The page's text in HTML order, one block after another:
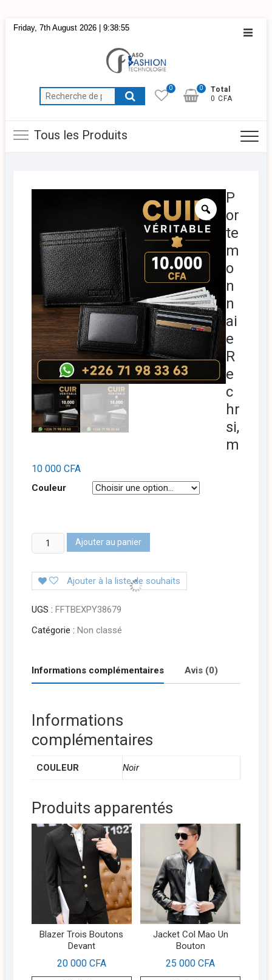
SkipFriday, 7th August 2026| 9:38:56
Recherche
pour :
0
Total
0 CFA
0
Tous les Produits
P
or
te
m
o
n
n
ai
e
R
e
c
hr
si,
m
10 000 CFA
Couleur
quantité
de
monnaie
Ajouter au panier
Ajouter à la liste de souhaits
UGS : FFTBEXPY38679
Catégorie : Non classé
Informations complémentaires Avis (0)
Informations
complémentaires
COULEUR Noir
Produits apparentés
Blazer Trois Boutons
Devant
20 000 CFA
Jacket Col Mao Un
Bouton
25 000 CFA